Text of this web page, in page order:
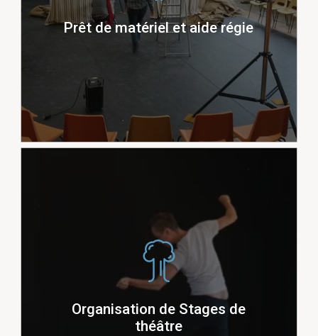
Prêt de matériel et aide régie
Organisation de Stages de
théâtre
Stage « du corps à la voix » animé par
Jan SIUTKOWSKI
, Stage de jeu
masqué pour adultes professionnels
ou amateurs…